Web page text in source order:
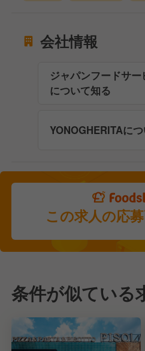
会社情報
ジャパンフードサ
について知る
YONOGHERITAに
この求人の応
条件が似ている